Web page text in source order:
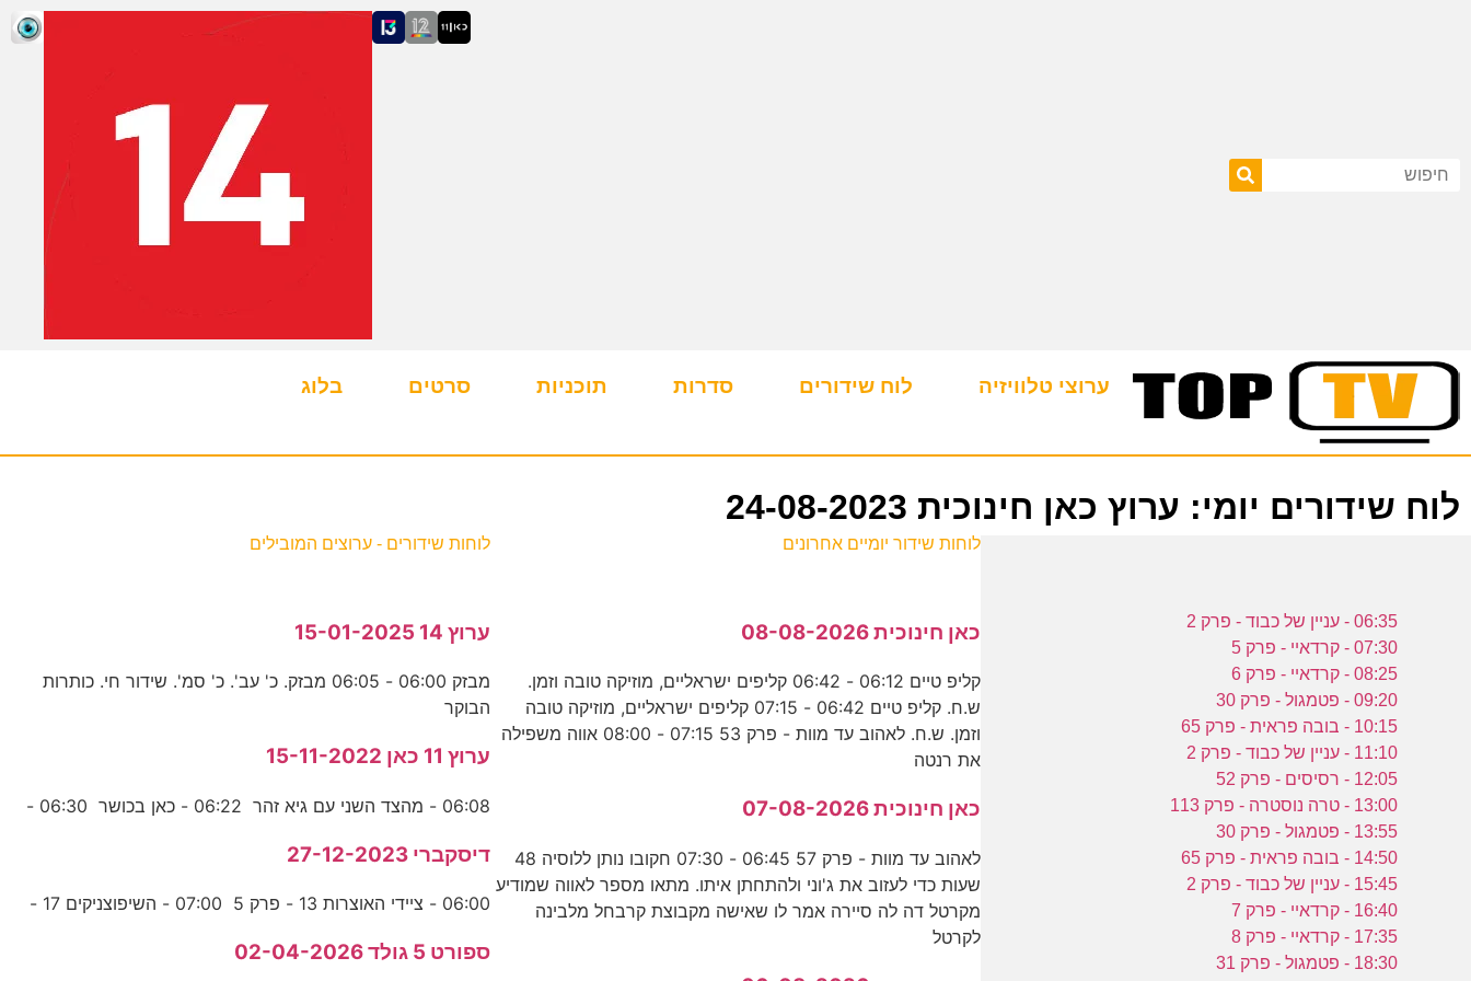
ערוצי טלוויזיה לוח שידורים סדרות תוכניות סרטים בלוג
לוח שידורים יומי: ערוץ כאן חינוכית 24-08-2023
06:35 - עניין של כבוד - פרק 2
07:30 - קרדאיי - פרק 5
08:25 - קרדאיי - פרק 6
09:20 - פטמגול - פרק 30
10:15 - בובה פראית - פרק 65
11:10 - עניין של כבוד - פרק 2
12:05 - רסיסים - פרק 52
13:00 - טרה נוסטרה - פרק 113
13:55 - פטמגול - פרק 30
14:50 - בובה פראית - פרק 65
15:45 - עניין של כבוד - פרק 2
16:40 - קרדאיי - פרק 7
17:35 - קרדאיי - פרק 8
18:30 - פטמגול - פרק 31
לוחות שידור יומיים אחרונים
כאן חינוכית 08-08-2026
קליפ טיים 06:12 - 06:42 קליפים ישראליים, מוזיקה טובה וזמן.
ש.ח. קליפ טיים 06:42 - 07:15 קליפים ישראליים, מוזיקה טובה
וזמן. ש.ח. לאהוב עד מוות - פרק 53 07:15 - 08:00 אווה משפילה
את רנטה
כאן חינוכית 07-08-2026
לאהוב עד מוות - פרק 57 06:45 - 07:30 חקובו נותן ללוסיה 48
שעות כדי לעזוב את ג'וני ולהתחתן איתו. מתאו מספר לאווה שמודיע
מקרטל דה לה סיירה אמר לו שאישה מקבוצת קרבחל מלבינה
לקרטל
לוחות שידורים - ערוצים המובילים
ערוץ 14 15-01-2025
מבזק 06:00 - 06:05 מבזק. כ' עב'. כ' סמ'. שידור חי. כותרות
הבוקר
ערוץ 11 כאן 15-11-2022
06:08 - מהצד השני עם גיא זהר 06:22 - כאן בכושר 06:30 -
דיסקברי 27-12-2023
06:00 - ציידי האוצרות 13 - פרק 5 07:00 - השיפוצניקים 17 -
ספורט 5 גולד 02-04-2026